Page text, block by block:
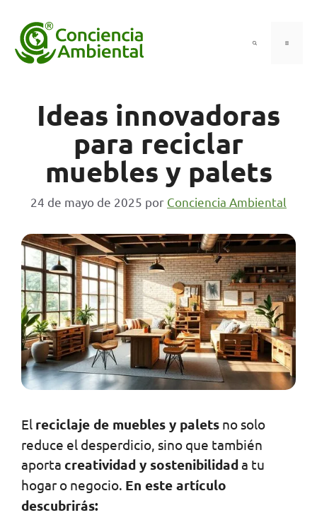
contenido
Menú
Ideas innovadoras
para reciclar
muebles y palets
24 de mayo de 2025 por Conciencia Ambiental
El reciclaje de muebles y palets no solo
reduce el desperdicio, sino que también
aporta creatividad y sostenibilidada tu
hogar o negocio. En este artículo
descubrirás: